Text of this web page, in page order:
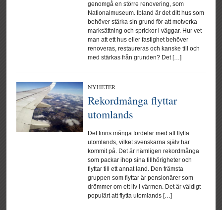
genomgå en större renovering, som
Nationalmuseum. Ibland är det ditt hus som
behöver stärka sin grund för att motverka
marksättning och sprickor i väggar. Hur vet
man att ett hus eller fastighet behöver
renoveras, restaureras och kanske till och
med stärkas från grunden? Det […]
NYHETER
Rekordmånga flyttar
utomlands
Det finns många fördelar med att flytta
utomlands, vilket svenskarna själv har
kommit på. Det är nämligen rekordmånga
som packar ihop sina tillhörigheter och
flyttar till ett annat land. Den främsta
gruppen som flyttar är pensionärer som
drömmer om ett liv i värmen. Det är väldigt
populärt att flytta utomlands […]